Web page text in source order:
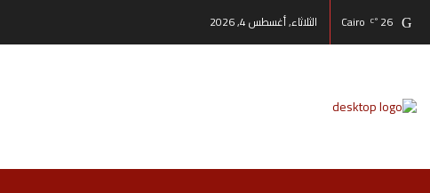
26
°C
Cairo الثلاثاء, أغسطس 4, 2026